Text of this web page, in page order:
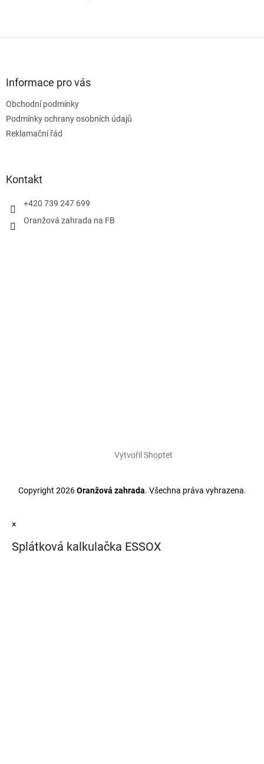
Informace pro vás
Obchodní podmínky
Podmínky ochrany osobních údajů
Reklamační řád
Kontakt
+420 739 247 699
Oranžová zahrada na FB
Vytvořil Shoptet
Copyright 2026Oranžová zahrada. Všechna práva vyhrazena.
×
Splátková kalkulačka ESSOX